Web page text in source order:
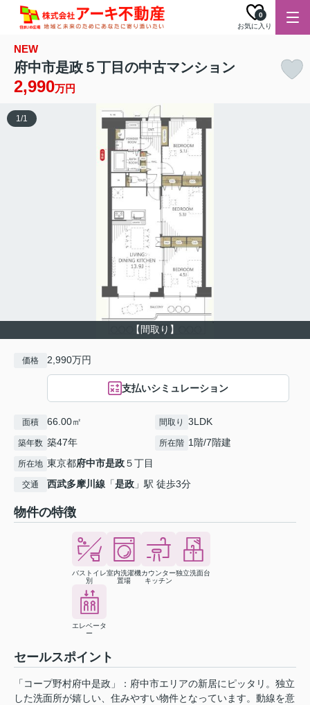
お気に入り
0
NEW
府中市是政５丁目の中古マンション
2,990万円
【間取り】
1/1
価格 2,990万円
支払いシミュレーション
面積 66.00㎡ 間取り 3LDK
築年数 築47年 所在階 1階/7階建
所在地 東京都府中市是政５丁目
交通 西武多摩川線 「是政 」駅 徒歩3分
物件の特徴
バストイレ
別
室内洗濯機
置場
カウンター
キッチン
独立洗面台
エレベータ
ー
セールスポイント
「コープ野村府中是政」：府中市エリアの新居にピッタリ。独立
した洗面所が嬉しい、住みやすい物件となっています。動線を意